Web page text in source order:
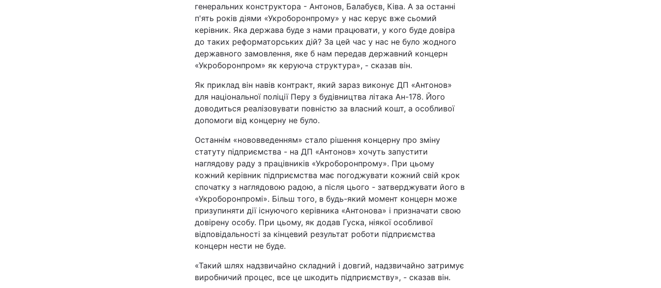
Пресцентр
генеральних конструктора - Антонов, Балабуєв, Ківа. А за останні
п'ять років діями «Укроборонпрому» у нас керує вже сьомий
керівник. Яка держава буде з нами працювати, у кого буде довіра
до таких реформаторських дій? За цей час у нас не було жодного
державного замовлення, яке б нам передав державний концерн
«Укроборонпром» як керуюча структура», - сказав він.
Як приклад він навів контракт, який зараз виконує ДП «Антонов»
для національної поліції Перу з будівництва літака Ан-178. Його
доводиться реалізовувати повністю за власний кошт, а особливої ​​
допомоги від концерну не було.
Останнім «нововведенням» стало рішення концерну про зміну
статуту підприємства - на ДП «Антонов» хочуть запустити
наглядову раду з працівників «Укроборонпрому». При цьому
кожний керівник підприємства має погоджувати кожний свій крок
спочатку з наглядовою радою, а після цього - затверджувати його в
«Укроборонпромі». Більш того, в будь-який момент концерн може
призупиняти дії існуючого керівника «Антонова» і призначати свою
довірену особу. При цьому, як додав Гуска, ніякої особливої ​​
відповідальності за кінцевий результат роботи підприємства
концерн нести не буде.
«Такий шлях надзвичайно складний і довгий, надзвичайно затримує
виробничий процес, все це шкодить підприємству», - сказав він.